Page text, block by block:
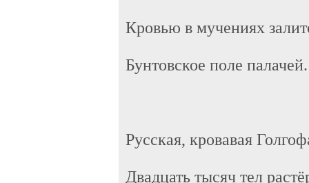
Кровью в мучениях
Бунтовское поле палачей.
Русская, кровавая
Двадцать тысяч тел